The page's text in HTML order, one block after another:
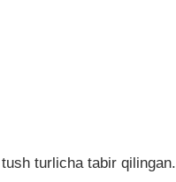
turlicha tabir qilingan.